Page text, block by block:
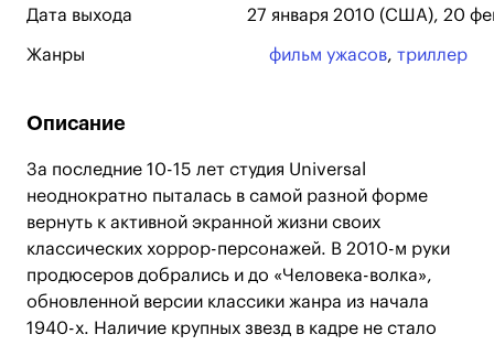
Дата выхода 27 января 2010 (США), 20
Жанры фильм ужасов, триллер
Описание
За последние 10-15 лет студия Universal
неоднократно пыталась в самой разной форме
вернуть к активной экранной жизни своих
классических хоррор-персонажей. В 2010-м руки
продюсеров добрались и до «Человека-волка»,
обновленной версии классики жанра из начала
1940-х. Наличие крупных звезд в кадре не стало